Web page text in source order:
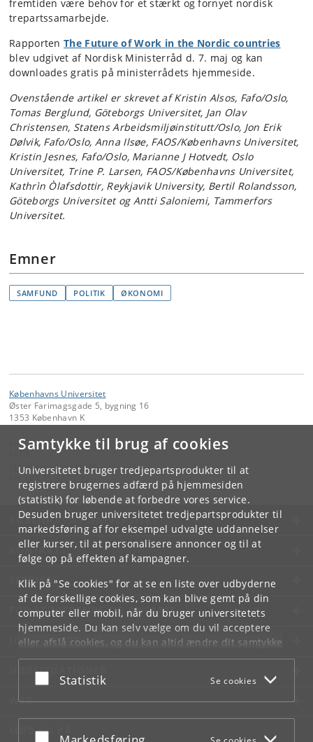
Samtykke til brug af cookies
Universitetet bruger tredjepartsprodukter til at
registrere brugernes adfærd på hjemmesiden
(statistik) for løbende at forbedre vores service.
Desuden bruger universitetet tredjepartsprodukter til
markedsføring af for eksempel udvalgte uddannelser
eller kurser, til at personalisere annoncer og til at
følge op på effekten af kampagner.
Klik på "Se cookies" for at se en liste over udbyderne
af de forskellige cookies, som kan blive gemt på din
computer eller mobil, når du bruger universitetets
hjemmeside. Du kan selv vælge om du vil acceptere
eller afslå cookies, og du kan altid ændre dit samtykke
underCookie- og privatlivspolitiksom du finder i
bunden af hver side.
Acceptér eller afslå
Statistik Se cookies
Acceptér eller afslå
fremtiden være behov for et stærkt og fornyet nordisk
trepartssamarbejde.
Rapporten The Future of Work in the Nordic countries
blev udgivet af Nordisk Ministerråd d. 7. maj og kan
downloades gratis på ministerrådets hjemmeside.
Ovenstående artikel er skrevet afKristin Alsos, Fafo/Oslo,
Tomas Berglund, Göteborgs Universitet, Jan Olav
Christensen, Statens Arbeidsmiljøinstitutt/Oslo, Jon Erik
Dølvik, Fafo/Oslo, Anna Ilsøe, FAOS/Københavns Universitet,
Kristin Jesnes, Fafo/Oslo, Marianne J Hotvedt, Oslo
Universitet, Trine P. Larsen, FAOS/Københavns Universitet,
Kathrìn Òlafsdottir, Reykjavik University, Bertil Rolandsson,
Göteborgs Universitet og Antti Saloniemi, Tammerfors
Universitet.
Emner
SAMFUND POLITIK ØKONOMI
Københavns Universitet
Øster Farimagsgade 5, bygning 16
1353 København K
Kontakt:
faos@sociology.ku.dk
KØBENHAVNS UNIVERSITET
KONTAKT
SERVICES
FOR STUDERENDE OG ANSATTE
JOB OG KARRIERE
NØDSITUATIONER
WEB
MØD KU PÅ